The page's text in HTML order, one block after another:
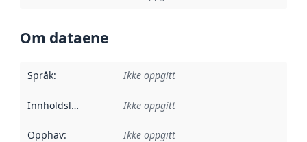
Om dataene
Språk: Ikke oppgitt
Innholdsleverandører :
Ikke oppgitt
Opphav: Ikke oppgitt